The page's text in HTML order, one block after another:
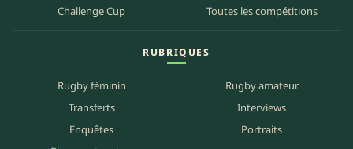
Challenge Cup
Toutes les compétitions
RUBRIQUES
Rugby féminin
Rugby amateur
Transferts
Interviews
Enquêtes
Portraits